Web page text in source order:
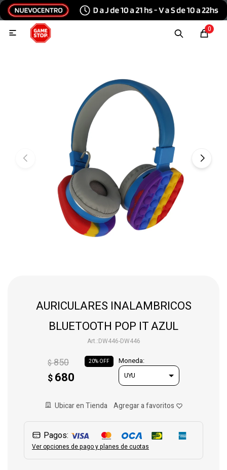
0

AURICULARES INALAMBRICOS
BLUETOOTH POP IT AZUL
DW446-DW446
$ 680
$850 20 Moneda:
Ubicar en Tienda
Pagos:
Ver opciones de pago y planes de cuotas
Tecnología e Informática
Consolas y videojuegos
Juguetes